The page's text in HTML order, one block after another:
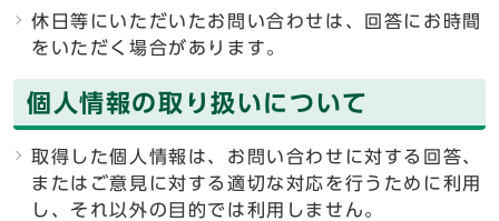
休日等にいただいたお問い合わせは、回答にお時間
をいただく場合があります。
個人情報の取り扱いについて
取得した個人情報は、お問い合わせに対する回答、
またはご意見に対する適切な対応を行うために利用
し、それ以外の目的では利用しません。